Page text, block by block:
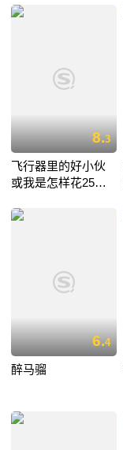
8.3
飞行器里的好小伙
或我是怎样花25小
巴黎
6.4
醉马骝